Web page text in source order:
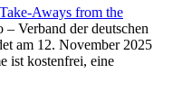
Aways from the
– Verband der deutschen
am 12. November 2025
ist kostenfrei, eine